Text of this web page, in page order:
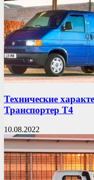
Технические
Транспортер Т4
10.08.2022